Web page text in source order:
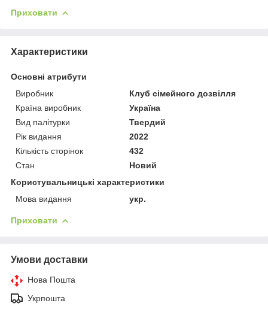
Приховати
Характеристики
Основні атрибути
Виробник
Клуб сімейного дозвілля
Країна виробник
Україна
Вид палітурки
Твердий
Рік видання
2022
Кількість сторінок
432
Стан
Новий
Користувальницькі характеристики
Мова видання
укр.
Приховати
Умови доставки
Нова Пошта
Укрпошта